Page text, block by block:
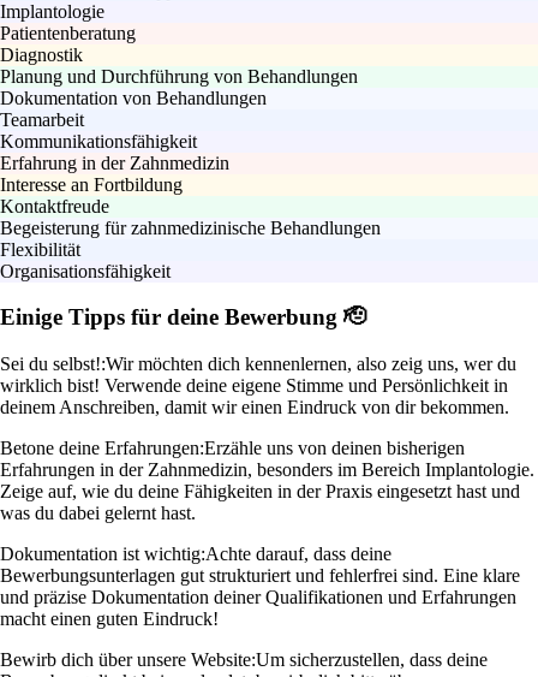
Implantologie
Patientenberatung
Diagnostik
Planung und Durchführung von Behandlungen
Dokumentation von Behandlungen
Teamarbeit
Kommunikationsfähigkeit
Erfahrung in der Zahnmedizin
Interesse an Fortbildung
Kontaktfreude
Begeisterung für zahnmedizinische Behandlungen
Flexibilität
Organisationsfähigkeit
Einige Tipps für deine Bewerbung 🫡
Sei du selbst!:Wir möchten dich kennenlernen, also zeig uns, wer du
wirklich bist! Verwende deine eigene Stimme und Persönlichkeit in
deinem Anschreiben, damit wir einen Eindruck von dir bekommen.
Betone deine Erfahrungen:Erzähle uns von deinen bisherigen
Erfahrungen in der Zahnmedizin, besonders im Bereich Implantologie.
Zeige auf, wie du deine Fähigkeiten in der Praxis eingesetzt hast und
was du dabei gelernt hast.
Dokumentation ist wichtig:Achte darauf, dass deine
Bewerbungsunterlagen gut strukturiert und fehlerfrei sind. Eine klare
und präzise Dokumentation deiner Qualifikationen und Erfahrungen
macht einen guten Eindruck!
Bewirb dich über unsere Website:Um sicherzustellen, dass deine